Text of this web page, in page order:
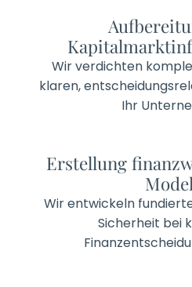
Wir verdichten
klaren,
Ihr
Erstellung
Wir entwickeln
Sicherheit bei